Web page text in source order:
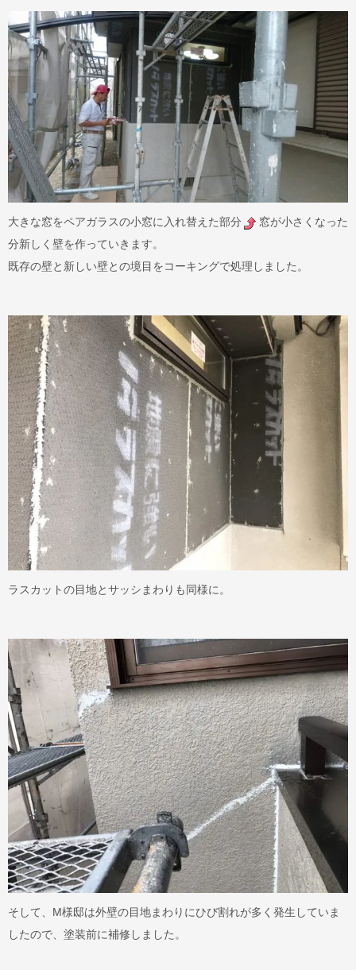
大きな窓をペアガラスの小窓に入れ替えた部分
窓が小さくなった
分新しく壁を作っていきます。
既存の壁と新しい壁との境目をコーキングで処理しました。
ラスカットの目地とサッシまわりも同様に。
そして、M様邸は外壁の目地まわりにひび割れが多く発生していま
したので、塗装前に補修しました。